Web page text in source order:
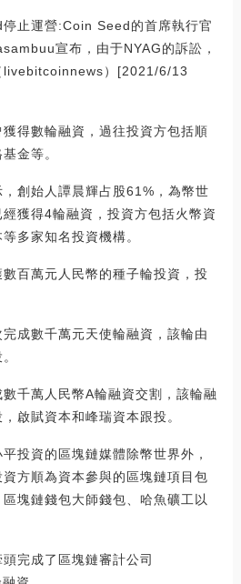
止運營:Coin Seed的首席執行官
宣布，由于NYAG的訴訟，
livebitcoinnews）[2021/6/13
得數輪融資，過往投資方包括順
金等。
創始人譚晨輝占股61%，為幣世
獲得4輪融資，投資方包括火幣資
多家知名投資機構。
百萬元人民幣的種子輪投資，投
成數千萬元天使輪融資，該輪由
千萬人民幣A輪融資交割，該輪融
啟賦資本和峰瑞資本跟投。
投資的區塊鏈媒體除幣世界外，
方順為資本參與的區塊鏈項目包
塊鏈錢包大師錢包、哈魚礦工以
完成了區塊鏈審計公司